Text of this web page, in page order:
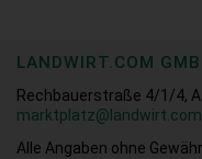
LANDWIRT.COM
Rechbauerstraße 4/1/4,
marktplatz@landwirt.com
Alle Angaben ohne